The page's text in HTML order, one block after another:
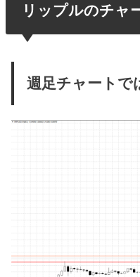
リップルのチャ
週足チャートで